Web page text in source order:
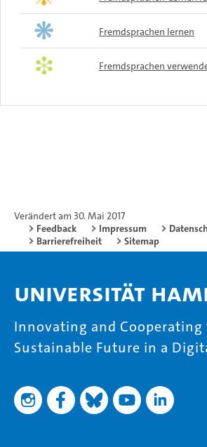
Fremdsprachen lernen
Fremdsprachen
Verändert am 30. Mai 2017
Feedback
Impressum
Barrierefreiheit
Sitemap
Universität
Innovating and Cooperating
Sustainable Future in a